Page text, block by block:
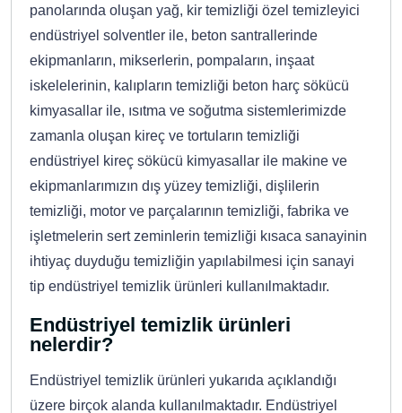
panolarında oluşan yağ, kir temizliği özel temizleyici
endüstriyel solventler ile, beton santrallerinde
ekipmanların, mikserlerin, pompaların, inşaat
iskelelerinin, kalıpların temizliği beton harç sökücü
kimyasallar ile, ısıtma ve soğutma sistemlerimizde
zamanla oluşan kireç ve tortuların temizliği
endüstriyel kireç sökücü kimyasallar ile makine ve
ekipmanlarımızın dış yüzey temizliği, dişlilerin
temizliği, motor ve parçalarının temizliği, fabrika ve
işletmelerin sert zeminlerin temizliği kısaca sanayinin
ihtiyaç duyduğu temizliğin yapılabilmesi için sanayi
tip endüstriyel temizlik ürünleri kullanılmaktadır.
Endüstriyel temizlik ürünleri
nelerdir?
Endüstriyel temizlik ürünleri yukarıda açıklandığı
üzere birçok alanda kullanılmaktadır. Endüstriyel